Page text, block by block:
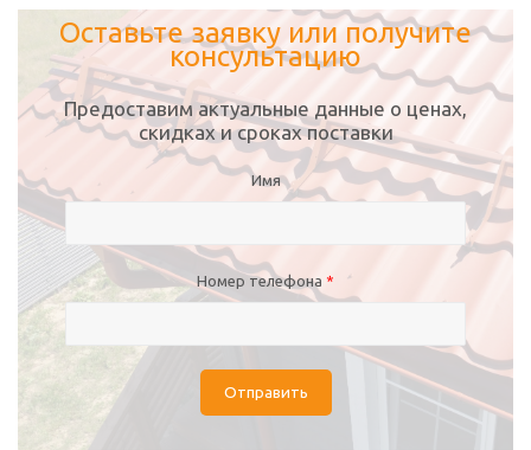
Оставьте заявку или получите
консультацию
Предоставим актуальные данные о ценах,
скидках и сроках поставки
Имя
Номер телефона *
Отправить